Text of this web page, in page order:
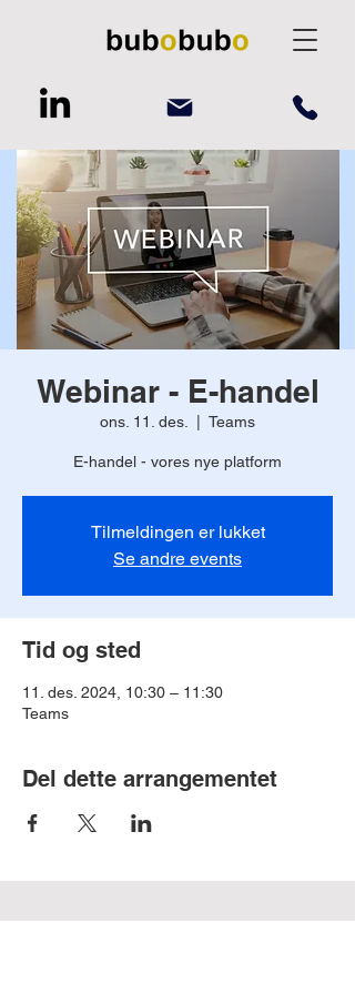
Webinar - E-handel
ons. 11. des. Teams
E-handel - vores nye platform
Tilmeldingen er lukket
Se andre events
Tid og sted
11. des. 2024, 10:30 – 11:30
Teams
Del dette arrangementet